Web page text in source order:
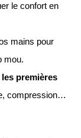
le confort en
mains pour
mou.
premières
compression…